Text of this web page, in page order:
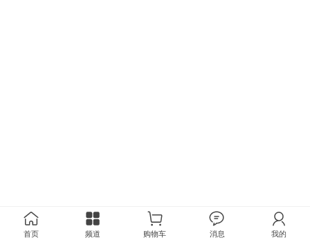
首页 频道 购物车 消息 我的